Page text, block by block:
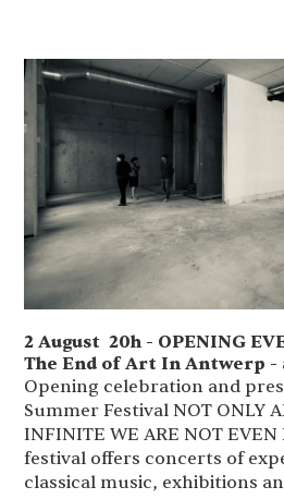
2 August 20h - OPENING
The End of Art In Antwerp -
Opening celebration and
Summer Festival NOT ONLY
INFINITE WE ARE NOT
festival offers concerts of
classical music, exhibitions